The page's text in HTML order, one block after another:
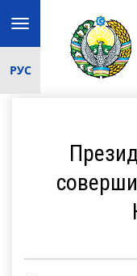
Toggle
navigation
РУС